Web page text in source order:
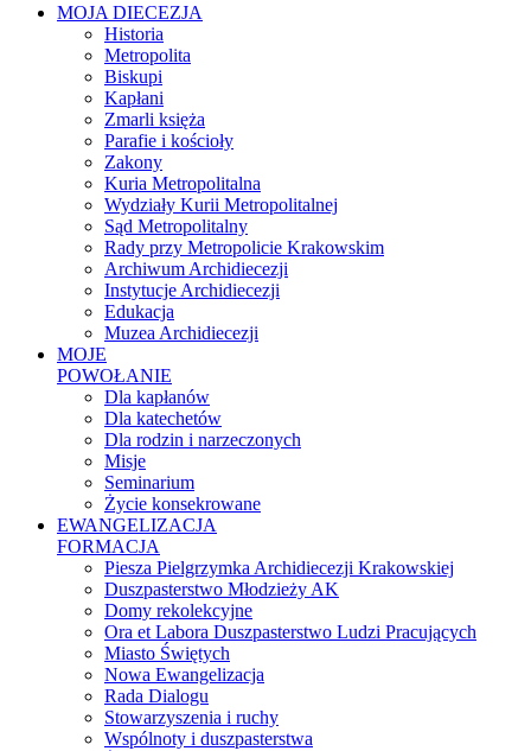
MOJA DIECEZJA
Historia
Metropolita
Biskupi
Kapłani
Zmarli księża
Parafie i kościoły
Zakony
Kuria Metropolitalna
Wydziały Kurii Metropolitalnej
Sąd Metropolitalny
Rady przy Metropolicie Krakowskim
Archiwum Archidiecezji
Instytucje Archidiecezji
Edukacja
Muzea Archidiecezji
MOJE
POWOŁANIE
Dla kapłanów
Dla katechetów
Dla rodzin i narzeczonych
Misje
Seminarium
Życie konsekrowane
EWANGELIZACJA
FORMACJA
Piesza Pielgrzymka Archidiecezji Krakowskiej
Duszpasterstwo Młodzieży AK
Domy rekolekcyjne
Ora et Labora Duszpasterstwo Ludzi Pracujących
Miasto Świętych
Nowa Ewangelizacja
Rada Dialogu
Stowarzyszenia i ruchy
Wspólnoty i duszpasterstwa